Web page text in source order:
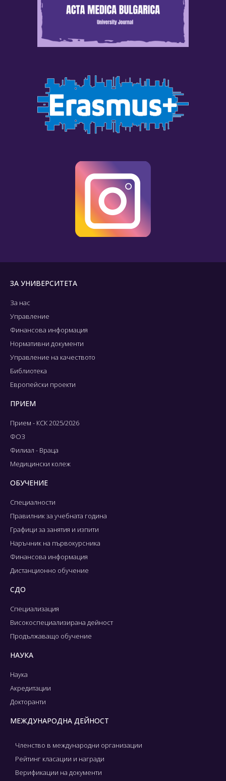
ЗА УНИВЕРСИТЕТА
За нас
Управление
Финансова информация
Нормативни документи
Управление на качеството
Библиотека
Европейски проекти
ПРИЕМ
Прием - КСК 2025/2026
ФОЗ
Филиал - Враца
Медицински колеж
ОБУЧЕНИЕ
Специалности
Правилник за учебната година
Графици за занятия и изпити
Наръчник на първокурсника
Финансова информация
Дистанционно обучение
СДО
Специализация
Високоспециализирана дейност
Продължаващо обучение
НАУКА
Наука
Акредитации
Докторанти
МЕЖДУНАРОДНА ДЕЙНОСТ
Членство в международни организации
Рейтинг класации и награди
Верификации на документи